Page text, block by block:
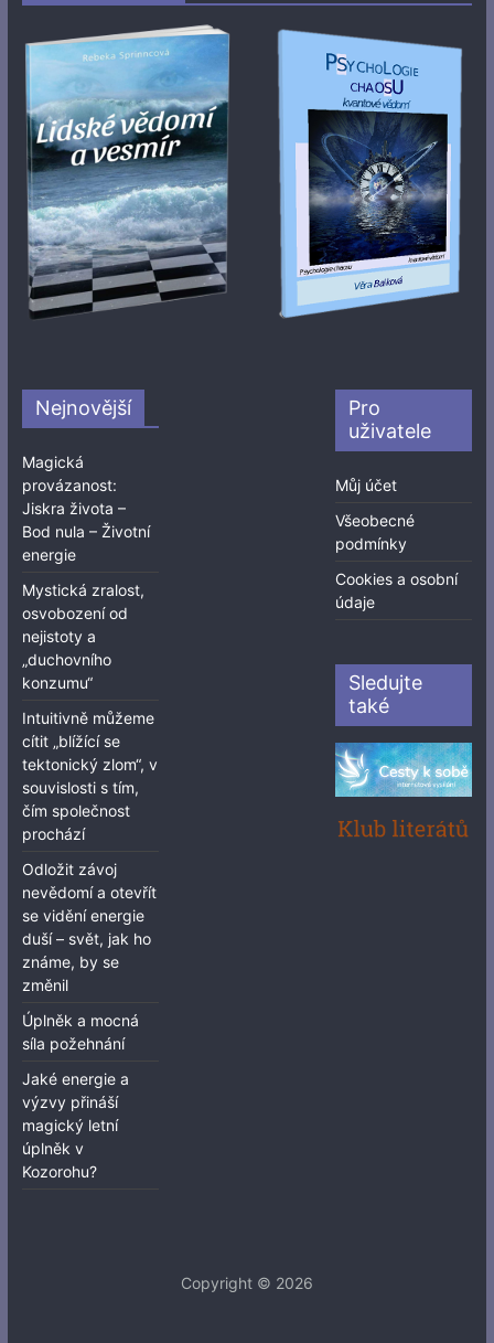
Nejnovější
Magická
provázanost:
Jiskra života –
Bod nula – Životní
energie
Mystická zralost,
osvobození od
nejistoty a
„duchovního
konzumu“
Intuitivně můžeme
cítit „blížící se
tektonický zlom“, v
souvislosti s tím,
čím společnost
prochází
Odložit závoj
nevědomí a otevřít
se vidění energie
duší – svět, jak ho
známe, by se
změnil
Úplněk a mocná
síla požehnání
Jaké energie a
výzvy přináší
magický letní
úplněk v
Kozorohu?
Pro
uživatele
Můj účet
Všeobecné
podmínky
Cookies a osobní
údaje
Sledujte
také
Copyright © 2026